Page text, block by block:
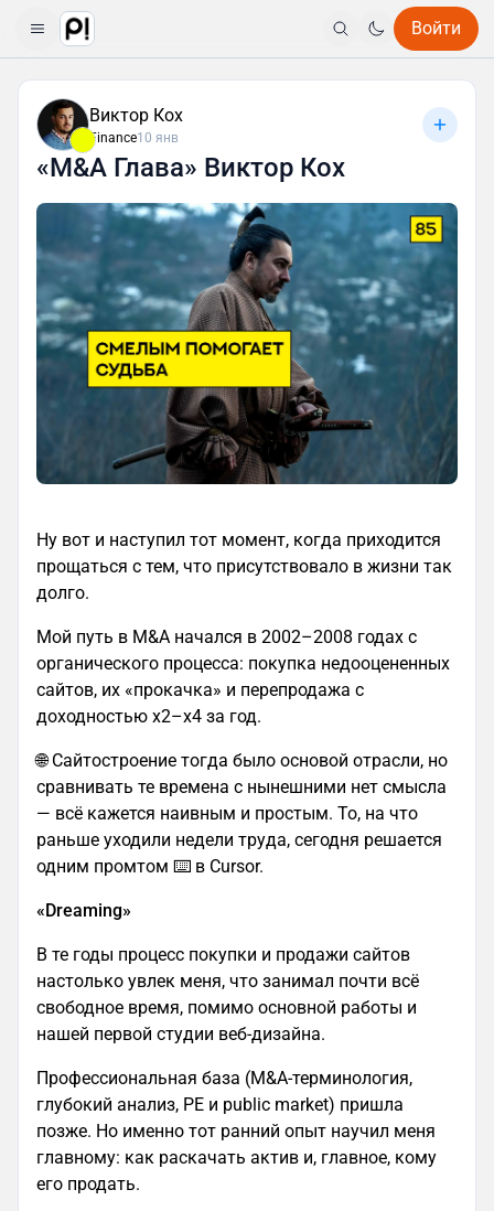
Войти
Виктор Кох
Finance10 янв
«M&A Глава» Виктор Кох
Ну вот и наступил тот момент, когда приходится
прощаться с тем, что присутствовало в жизни так
долго.
Мой путь в M&A начался в 2002–2008 годах с
органического процесса: покупка недооцененных
сайтов, их «прокачка» и перепродажа с
доходностью x2–x4 за год.
🌐 Сайтостроение тогда было основой отрасли, но
сравнивать те времена с нынешними нет смысла
— всё кажется наивным и простым. То, на что
раньше уходили недели труда, сегодня решается
одним промтом ⌨️ в Cursor.
«Dreaming»
В те годы процесс покупки и продажи сайтов
настолько увлек меня, что занимал почти всё
свободное время, помимо основной работы и
нашей первой студии веб-дизайна.
Профессиональная база (M&A-терминология,
глубокий анализ, PE и public market) пришла
позже. Но именно тот ранний опыт научил меня
главному: как раскачать актив и, главное, кому
его продать.